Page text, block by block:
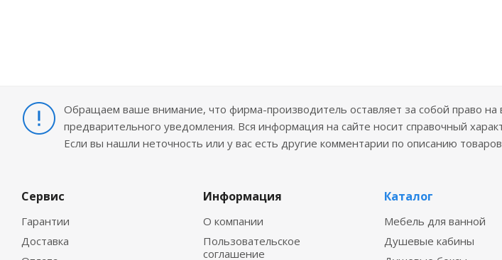
Обращаем ваше внимание, что фирма-производитель оставляет за собой право
предварительного уведомления. Вся информация на сайте носит справочный
Если вы нашли неточность или у вас есть другие комментарии по описанию
Сервис
Гарантии
Доставка
Информация
О компании
Пользовательское
соглашение
Каталог
Мебель для ванной
Душевые кабины